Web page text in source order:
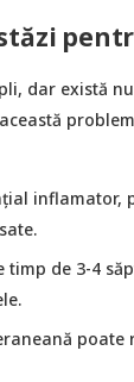
dar există
inflamator,
timp de 3-4